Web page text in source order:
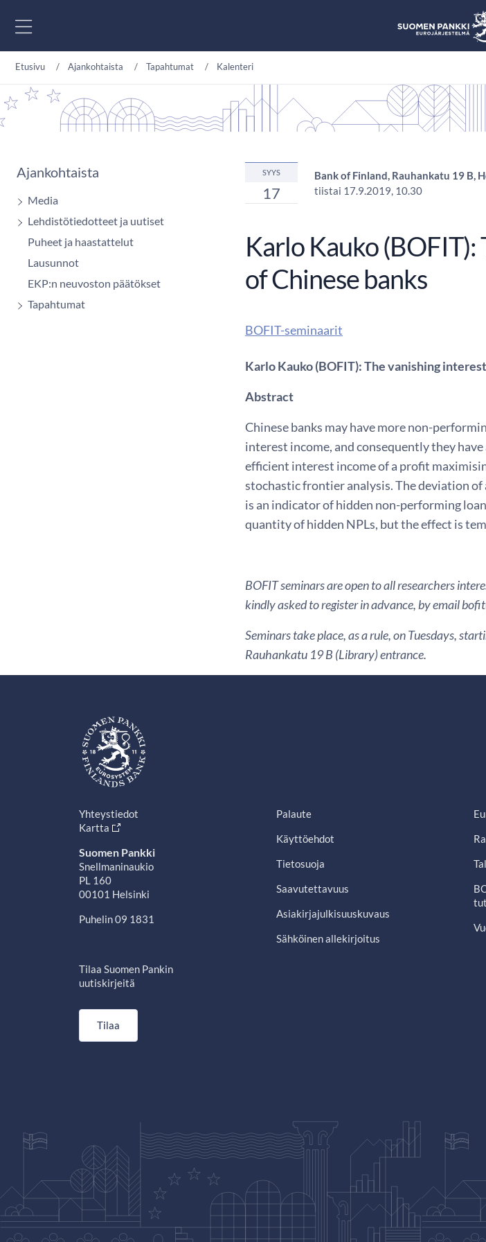
Etusivu Ajankohtaista Tapahtumat Kalenteri
Ajankohtaista
Media
Lehdistötiedotteet ja uutiset
Puheet ja haastattelut
Lausunnot
EKP:n neuvoston päätökset
Tapahtumat
SYYS
17
Bank of Finland, Rauhankatu 19 B,
tiistai 17.9.2019, 10.30
Karlo Kauko
of Chinese banks
BOFIT-seminaarit
Karlo Kauko (BOFIT): The vanishing
Abstract
Chinese banks may have more non-
interest income, and consequently they
efficient interest income of a profit
stochastic frontier analysis. The deviation
is an indicator of hidden non-performing
quantity of hidden NPLs, but the effect is
BOFIT seminars are open to all researchers
kindly asked to register in advance, by email
Seminars take place, as a rule, on Tuesdays,
Rauhankatu 19 B (Library) entrance.
Yhteystiedot
Kartta
Suomen Pankki
Snellmaninaukio
PL 160
00101 Helsinki
Puhelin 09 1831
Tilaa Suomen Pankin
uutiskirjeitä
Tilaa
Palaute
Käyttöehdot
Tietosuoja
Saavutettavuus
Asiakirjajulkisuuskuvaus
Sähköinen allekirjoitus